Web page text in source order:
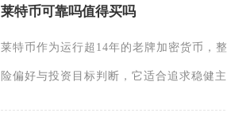
莱特币可靠吗值得买吗
莱特币作为运行超14年的老牌加密货币，
险偏好与投资目标判断，它适合追求稳健